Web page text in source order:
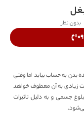
بدون نظر
بدن به حساب بیاید اما وقتی
زیادی به آن معطوف خواهد
جسمی و به دلیل تاثیرات